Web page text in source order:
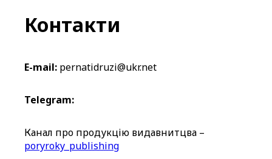
Контакти
E-mail: pernatidruzi@ukr.net
Telegram:
Канал про продукцію видавнитцва –
poryroky_publishing